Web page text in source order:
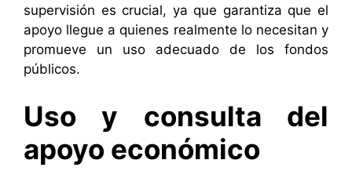
supervisión es crucial, ya que garantiza que el
apoyo llegue a quienes realmente lo necesitan y
promueve un uso adecuado de los fondos
públicos.
Uso y consulta del
apoyo económico